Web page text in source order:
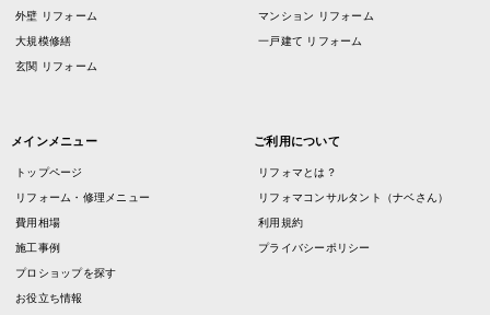
外壁 リフォーム
大規模修繕
玄関 リフォーム
マンション リフォーム
一戸建て リフォーム
メインメニュー
トップページ
リフォーム・修理メニュー
費用相場
施工事例
プロショップを探す
お役立ち情報
ご利用について
リフォマとは？
リフォマコンサルタント（ナベさん）
利用規約
プライバシーポリシー